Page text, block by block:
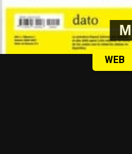
WEB